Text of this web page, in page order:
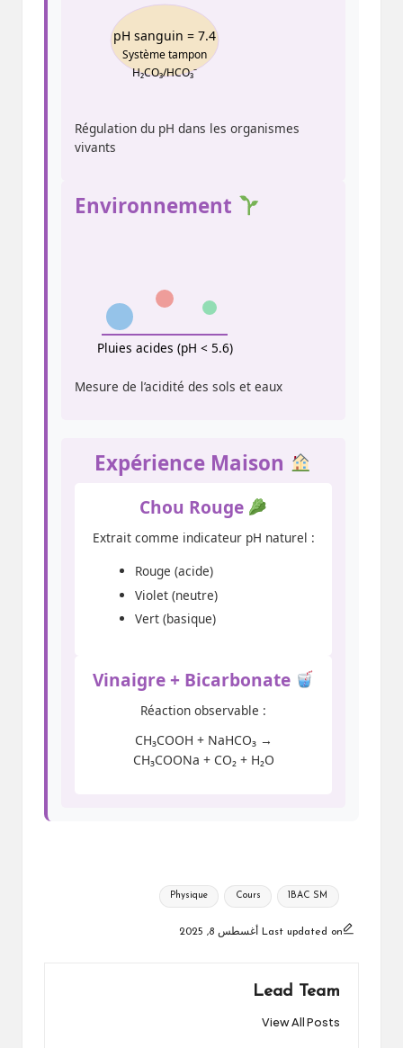
pH sanguin = 7.4
Système tampon
H₂CO₃/HCO₃⁻
Régulation du pH dans les organismes
vivants
Environnement
Pluies acides (pH < 5.6)
Mesure de l’acidité des sols et eaux
Expérience Maison
Chou Rouge
Extrait comme indicateur pH naturel :
Rouge (acide)
Violet (neutre)
Vert (basique)
Vinaigre + Bicarbonate
Réaction observable :
CH₃COOH + NaHCO₃ →
CH₃COONa + CO₂ + H₂O
Tags:
Physique Cours 1BAC SM
Last updated on أغسطس 8, 2025
Lead Team
View All Posts